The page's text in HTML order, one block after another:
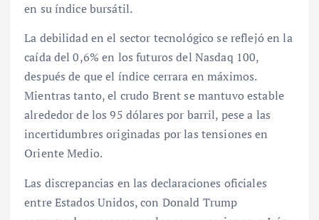
en su índice bursátil.
La debilidad en el sector tecnológico se reflejó en la
caída del 0,6% en los futuros del Nasdaq 100,
después de que el índice cerrara en máximos.
Mientras tanto, el crudo Brent se mantuvo estable
alrededor de los 95 dólares por barril, pese a las
incertidumbres originadas por las tensiones en
Oriente Medio.
Las discrepancias en las declaraciones oficiales
entre Estados Unidos, con Donald Trump